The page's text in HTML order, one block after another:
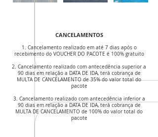
1. Cancelamento realizado em até 7 dias após o
recebimento do VOUCHER DO PACOTE é 100% gratuito
2. Cancelamento realizado com antecedência superior a
90 dias em relação a DATA DE IDA, terá cobrança de
MULTA DE CANCELAMENTO de 35% do valor total do
pacote
3. Cancelamento realizado com antecedência inferior a
90 dias em relação a DATA DE IDA, terá cobrança de
MULTA DE CANCELAMENTO de 100% do valor total do
pacote
CANCELAMENTOS